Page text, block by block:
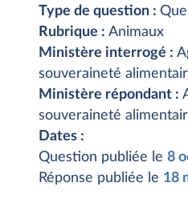
Type de question :
Rubrique : Animaux
Ministère interrogé :
souveraineté
Ministère répondant :
souveraineté
Dates :
Question publiée le 8
Réponse publiée le 18